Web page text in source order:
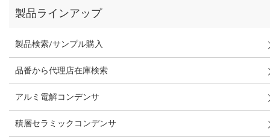
製品ラインアップ
製品検索/サンプル購入
品番から代理店在庫検索
アルミ電解コンデンサ
積層セラミックコンデンサ